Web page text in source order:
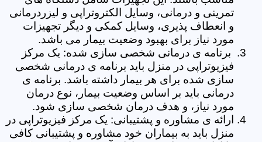
تمرینی و درمانی، وسایل الکتروتراپی و لیزردرمانی
و انعطاف پذیری، وسایل کمکی و دیگر تجهیزات
مورد نیاز برای بهبود وضعیت بیمار می باشد.
برنامه ی درمانی شخصی سازی شده: یک مرکز
فیزیوتراپی در منزل باید برنامه ی درمانی شخصی
سازی شده برای هر بیمار داشته باشد. برنامه ی
درمانی باید بر اساس وضعیت بیمار، نوع درمان
مورد نیاز، و هدف درمان شخصی سازی شود.
ارائه ی مشاوره و پشتیبانی: یک مرکز فیزیوتراپی در
منزل باید به بیماران خود مشاوره و پشتیبانی کافی